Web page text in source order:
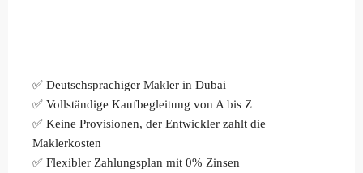
✅ Deutschsprachiger Makler in Dubai
✅ Vollständige Kaufbegleitung von A bis Z
✅ Keine Provisionen, der Entwickler zahlt die
Maklerkosten
✅ Flexibler Zahlungsplan mit 0% Zinsen